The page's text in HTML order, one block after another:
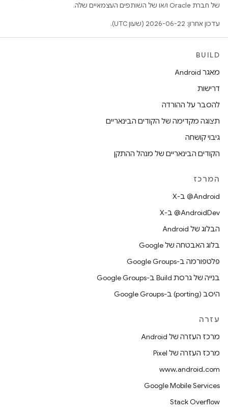
של חברת Oracle ו/או של השותפים העצמאיים שלה.
עדכון אחרון: 2026-06-22 (שעון UTC).
BUILD
מאגר Android
דרישות
להסבר על ההורדה
תצוגה מקדימה של הקודים הבינאריים
גיבוי קושחה
הקודים הבינאריים של מנהל ההתקן
המרכז
‫‎@Android ב-X
‫‎@AndroidDev ב-X
הבלוג של Android
בלוג האבטחה של Google
פלטפורמה ב-Google Groups
בנייה של גרסת Build ב-Google Groups
היסב (porting) ב-Google Groups
עזרה
מרכז העזרה של Android
מרכז העזרה של Pixel
www.android.com
Google Mobile Services
Stack Overflow